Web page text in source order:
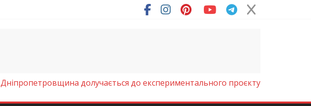
Дніпропетровщина долучається до експериментального проєкту